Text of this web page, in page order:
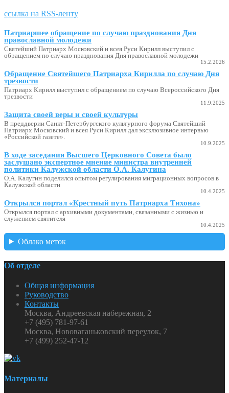
ссылка на RSS-ленту
Патриаршее обращение по случаю празднования Дня
православной молодежи
Святейший Патриарх Московский и всея Руси Кирилл выступил с
обращением по случаю празднования Дня православной молодежи
15.2.2026
Обращение Святейшего Патриарха Кирилла по случаю Дня
трезвости
Патриарх Кирилл выступил с обращением по случаю Всероссийского Дня
трезвости
11.9.2025
Защита своей веры и своей культуры
В преддверии Санкт-Петербургского культурного форума Святейший
Патриарх Московский и всея Руси Кирилл дал эксклюзивное интервью
«Российской газете».
10.9.2025
В ходе заседания Высшего Церковного Совета было
заслушано экспертное мнение министра внутренней
политики Калужской области О.А. Калугина
О.А. Калугин поделился опытом регулирования миграционных вопросов в
Калужской области
10.4.2025
Открылся портал «Крестный путь Патриарха Тихона»
Открылся портал с архивными документами, связанными с жизнью и
служением святителя
10.4.2025
Облако меток
Об отделе
Общая информация
Руководство
Контакты
Москва, Андреевская набережная, 2
+7 (495) 781-97-61
Москва, Нововаганьковский переулок, 7
+7 (499) 252-47-12
Материалы